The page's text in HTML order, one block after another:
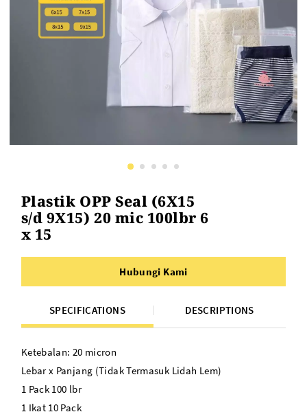
Plastik OPP Seal (6X15
s/d 9X15) 20 mic 100lbr 6
x 15
Hubungi Kami
SPECIFICATIONS DESCRIPTIONS
Ketebalan: 20 micron
Lebar x Panjang (Tidak Termasuk Lidah Lem)
1 Pack 100 lbr
1 Ikat 10 Pack